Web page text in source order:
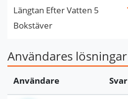
Längtan Efter Vatten 5
Bokstäver
Användares lösningar
Användare Svar